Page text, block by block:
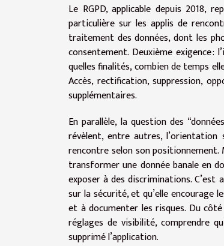
Le RGPD, applicable depuis 2018,
particulière sur les applis de
traitement des données, dont les
consentement. Deuxième exigence
quelles finalités, combien de temps
Accès, rectification, suppression,
supplémentaires.
En parallèle, la question des
révèlent, entre autres, l’orientation
rencontre selon son positionnement.
transformer une donnée banale en
exposer à des discriminations.
sur la sécurité, et qu’elle encourage
et à documenter les risques. Du
réglages de visibilité, comprendre
supprimé l’application.